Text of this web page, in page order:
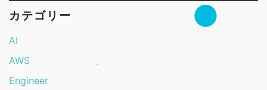
カテゴリー
AI
AWS
Engineer